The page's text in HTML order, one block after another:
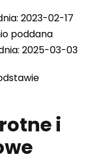
2023-02-17
poddana
2025-03-03
i